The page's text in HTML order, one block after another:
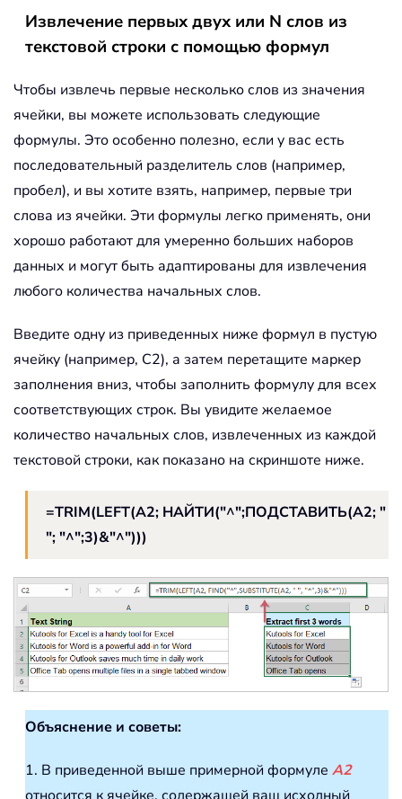
Извлечение первых двух или N слов из
текстовой строки с помощью формул
Чтобы извлечь первые несколько слов из значения
ячейки, вы можете использовать следующие
формулы. Это особенно полезно, если у вас есть
последовательный разделитель слов (например,
пробел), и вы хотите взять, например, первые три
слова из ячейки. Эти формулы легко применять, они
хорошо работают для умеренно больших наборов
данных и могут быть адаптированы для извлечения
любого количества начальных слов.
Введите одну из приведенных ниже формул в пустую
ячейку (например, C2), а затем перетащите маркер
заполнения вниз, чтобы заполнить формулу для всех
соответствующих строк. Вы увидите желаемое
количество начальных слов, извлеченных из каждой
текстовой строки, как показано на скриншоте ниже.
=TRIM(LEFT(A2; НАЙТИ("^";ПОДСТАВИТЬ(A2; "
"; "^";3)&"^")))
Объяснение и советы:
1. В приведенной выше примерной формуле A2